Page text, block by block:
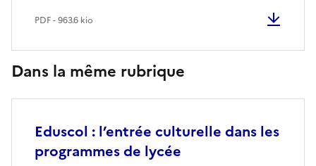
PDF - 963.6 kio
Dans la même rubrique
Eduscol : l’entrée culturelle dans les
programmes de lycée